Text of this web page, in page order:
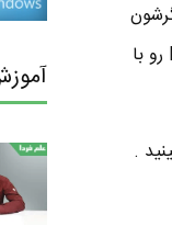
نگاه کنید با این حال حتی از بالا هم اونقدرها کیفیت تصویر به هم نمی ریزه . می تونید زاویه دید N56JN رو با